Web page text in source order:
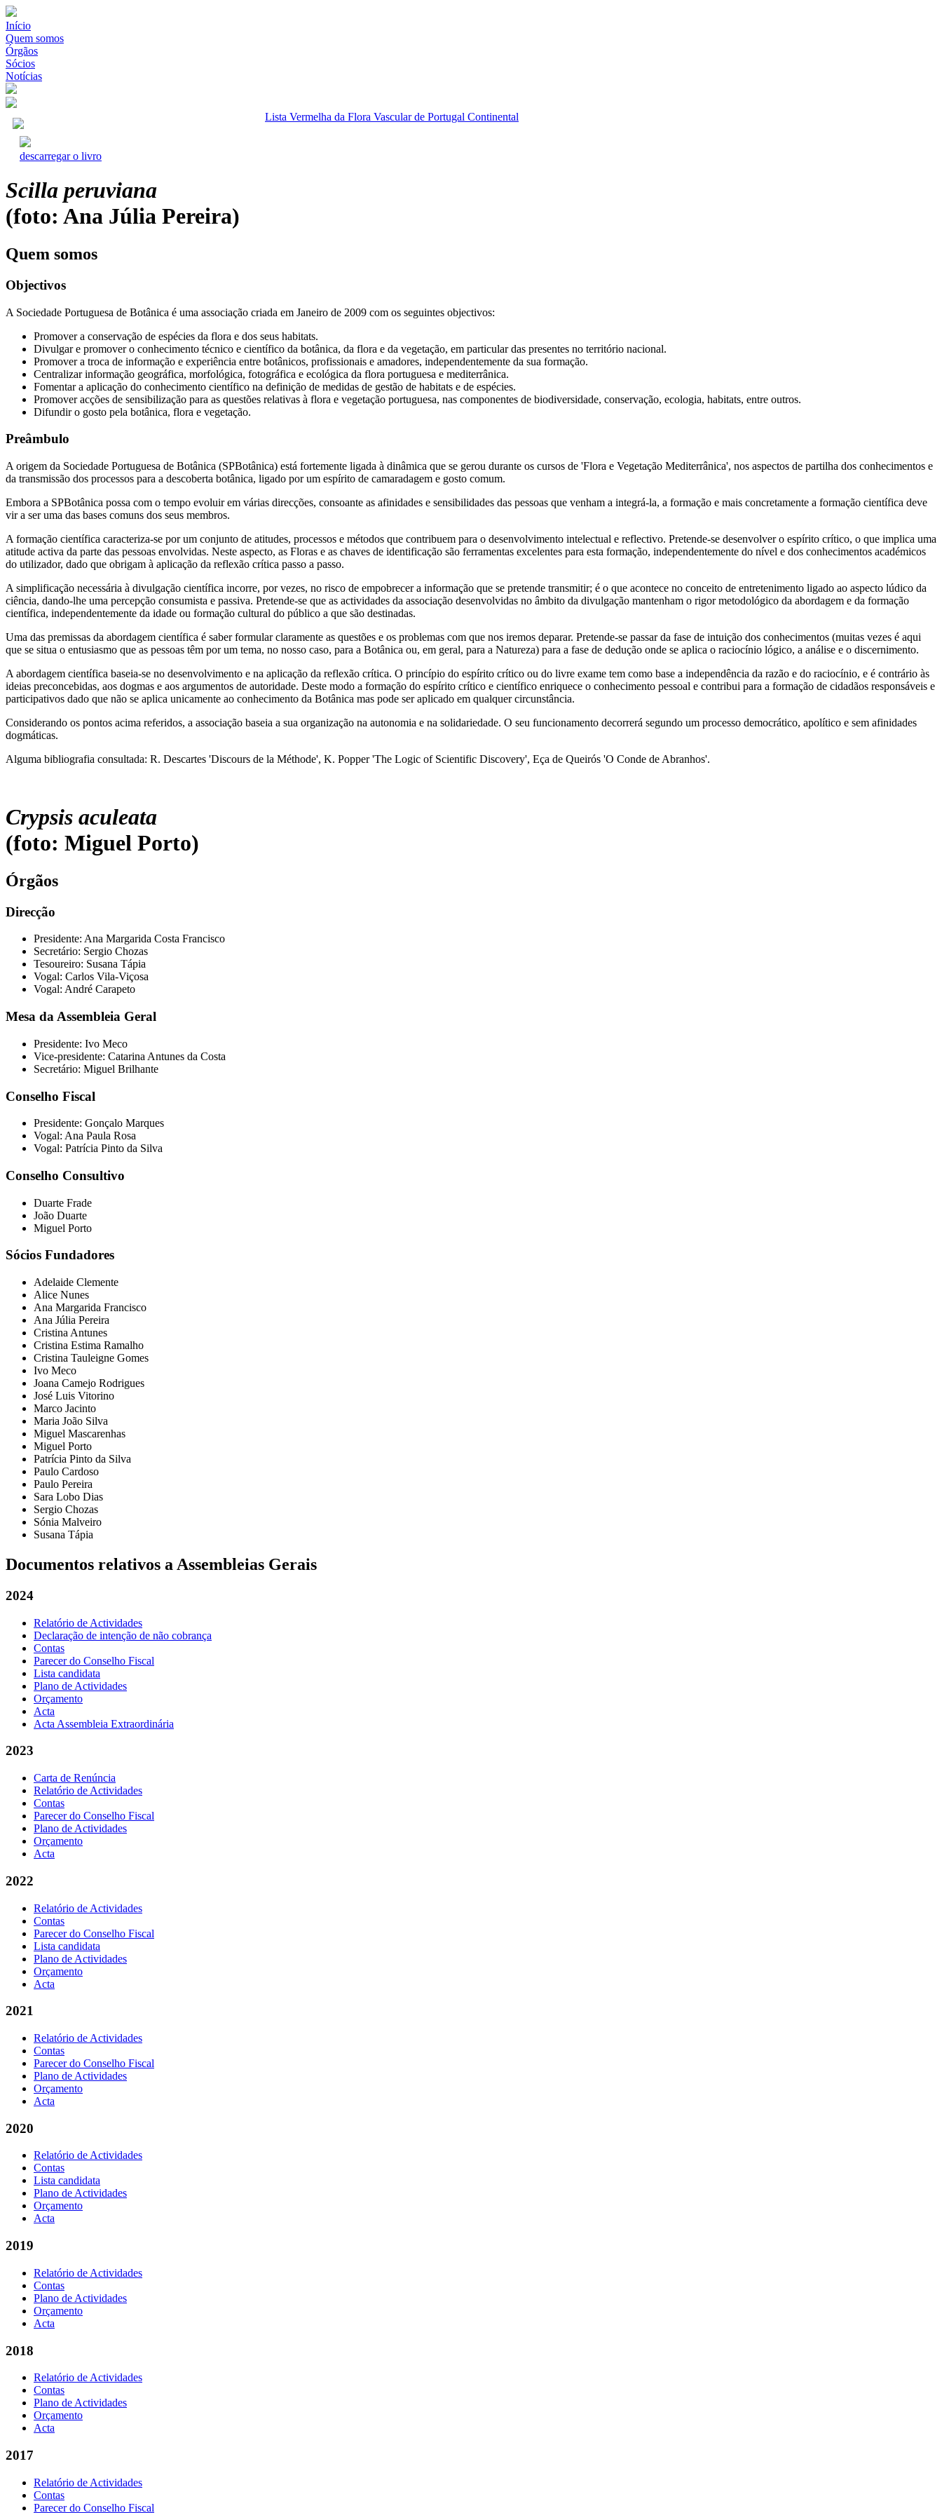
Início
Quem somos
Órgãos
Sócios
Notícias
Lista Vermelha da Flora Vascular de Portugal Continental
descarregar o livro
Scilla peruviana
(foto: Ana Júlia Pereira)
Quem somos
Objectivos
A Sociedade Portuguesa de Botânica é uma associação criada em Janeiro de 2009 com os seguintes objectivos:
Promover a conservação de espécies da flora e dos seus habitats.
Divulgar e promover o conhecimento técnico e científico da botânica, da flora e da vegetação, em particular das presentes no território nacional.
Promover a troca de informação e experiência entre botânicos, profissionais e amadores, independentemente da sua formação.
Centralizar informação geográfica, morfológica, fotográfica e ecológica da flora portuguesa e mediterrânica.
Fomentar a aplicação do conhecimento científico na definição de medidas de gestão de habitats e de espécies.
Promover acções de sensibilização para as questões relativas à flora e vegetação portuguesa, nas componentes de biodiversidade, conservação, ecologia, habitats, entre outros.
Difundir o gosto pela botânica, flora e vegetação.
Preâmbulo
A origem da Sociedade Portuguesa de Botânica (SPBotânica) está fortemente ligada à dinâmica que se gerou durante os cursos de 'Flora e Vegetação Mediterrânica', nos aspectos de partilha dos conhecimentos e
da transmissão dos processos para a descoberta botânica, ligado por um espírito de camaradagem e gosto comum.
Embora a SPBotânica possa com o tempo evoluir em várias direcções, consoante as afinidades e sensibilidades das pessoas que venham a integrá-la, a formação e mais concretamente a formação científica deve
vir a ser uma das bases comuns dos seus membros.
A formação científica caracteriza-se por um conjunto de atitudes, processos e métodos que contribuem para o desenvolvimento intelectual e reflectivo. Pretende-se desenvolver o espírito crítico, o que implica uma
atitude activa da parte das pessoas envolvidas. Neste aspecto, as Floras e as chaves de identificação são ferramentas excelentes para esta formação, independentemente do nível e dos conhecimentos académicos
do utilizador, dado que obrigam à aplicação da reflexão crítica passo a passo.
A simplificação necessária à divulgação científica incorre, por vezes, no risco de empobrecer a informação que se pretende transmitir; é o que acontece no conceito de entretenimento ligado ao aspecto lúdico da
ciência, dando-lhe uma percepção consumista e passiva. Pretende-se que as actividades da associação desenvolvidas no âmbito da divulgação mantenham o rigor metodológico da abordagem e da formação
científica, independentemente da idade ou formação cultural do público a que são destinadas.
Uma das premissas da abordagem científica é saber formular claramente as questões e os problemas com que nos iremos deparar. Pretende-se passar da fase de intuição dos conhecimentos (muitas vezes é aqui
que se situa o entusiasmo que as pessoas têm por um tema, no nosso caso, para a Botânica ou, em geral, para a Natureza) para a fase de dedução onde se aplica o raciocínio lógico, a análise e o discernimento.
A abordagem científica baseia-se no desenvolvimento e na aplicação da reflexão crítica. O princípio do espírito crítico ou do livre exame tem como base a independência da razão e do raciocínio, e é contrário às
ideias preconcebidas, aos dogmas e aos argumentos de autoridade. Deste modo a formação do espírito crítico e científico enriquece o conhecimento pessoal e contribui para a formação de cidadãos responsáveis e
participativos dado que não se aplica unicamente ao conhecimento da Botânica mas pode ser aplicado em qualquer circunstância.
Considerando os pontos acima referidos, a associação baseia a sua organização na autonomia e na solidariedade. O seu funcionamento decorrerá segundo um processo democrático, apolítico e sem afinidades
dogmáticas.
Alguma bibliografia consultada: R. Descartes 'Discours de la Méthode', K. Popper 'The Logic of Scientific Discovery', Eça de Queirós 'O Conde de Abranhos'.
Crypsis aculeata
(foto: Miguel Porto)
Órgãos
Direcção
Presidente: Ana Margarida Costa Francisco
Secretário: Sergio Chozas
Tesoureiro: Susana Tápia
Vogal: Carlos Vila-Viçosa
Vogal: André Carapeto
Mesa da Assembleia Geral
Presidente: Ivo Meco
Vice-presidente: Catarina Antunes da Costa
Secretário: Miguel Brilhante
Conselho Fiscal
Presidente: Gonçalo Marques
Vogal: Ana Paula Rosa
Vogal: Patrícia Pinto da Silva
Conselho Consultivo
Duarte Frade
João Duarte
Miguel Porto
Sócios Fundadores
Adelaide Clemente
Alice Nunes
Ana Margarida Francisco
Ana Júlia Pereira
Cristina Antunes
Cristina Estima Ramalho
Cristina Tauleigne Gomes
Ivo Meco
Joana Camejo Rodrigues
José Luis Vitorino
Marco Jacinto
Maria João Silva
Miguel Mascarenhas
Miguel Porto
Patrícia Pinto da Silva
Paulo Cardoso
Paulo Pereira
Sara Lobo Dias
Sergio Chozas
Sónia Malveiro
Susana Tápia
Documentos relativos a Assembleias Gerais
2024
Relatório de Actividades
Declaração de intenção de não cobrança
Contas
Parecer do Conselho Fiscal
Lista candidata
Plano de Actividades
Orçamento
Acta
Acta Assembleia Extraordinária
2023
Carta de Renúncia
Relatório de Actividades
Contas
Parecer do Conselho Fiscal
Plano de Actividades
Orçamento
Acta
2022
Relatório de Actividades
Contas
Parecer do Conselho Fiscal
Lista candidata
Plano de Actividades
Orçamento
Acta
2021
Relatório de Actividades
Contas
Parecer do Conselho Fiscal
Plano de Actividades
Orçamento
Acta
2020
Relatório de Actividades
Contas
Lista candidata
Plano de Actividades
Orçamento
Acta
2019
Relatório de Actividades
Contas
Plano de Actividades
Orçamento
Acta
2018
Relatório de Actividades
Contas
Plano de Actividades
Orçamento
Acta
2017
Relatório de Actividades
Contas
Parecer do Conselho Fiscal